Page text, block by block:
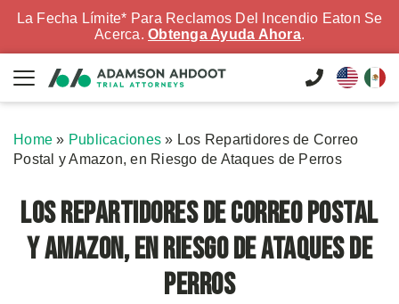
La Fecha Límite* Para Reclamos Del Incendio Eaton Se
Acerca. Obtenga Ayuda Ahora.
Home » Publicaciones » Los Repartidores de Correo
Postal y Amazon, en Riesgo de Ataques de Perros
Los Repartidores de Correo Postal
y Amazon, en Riesgo de Ataques de
Perros